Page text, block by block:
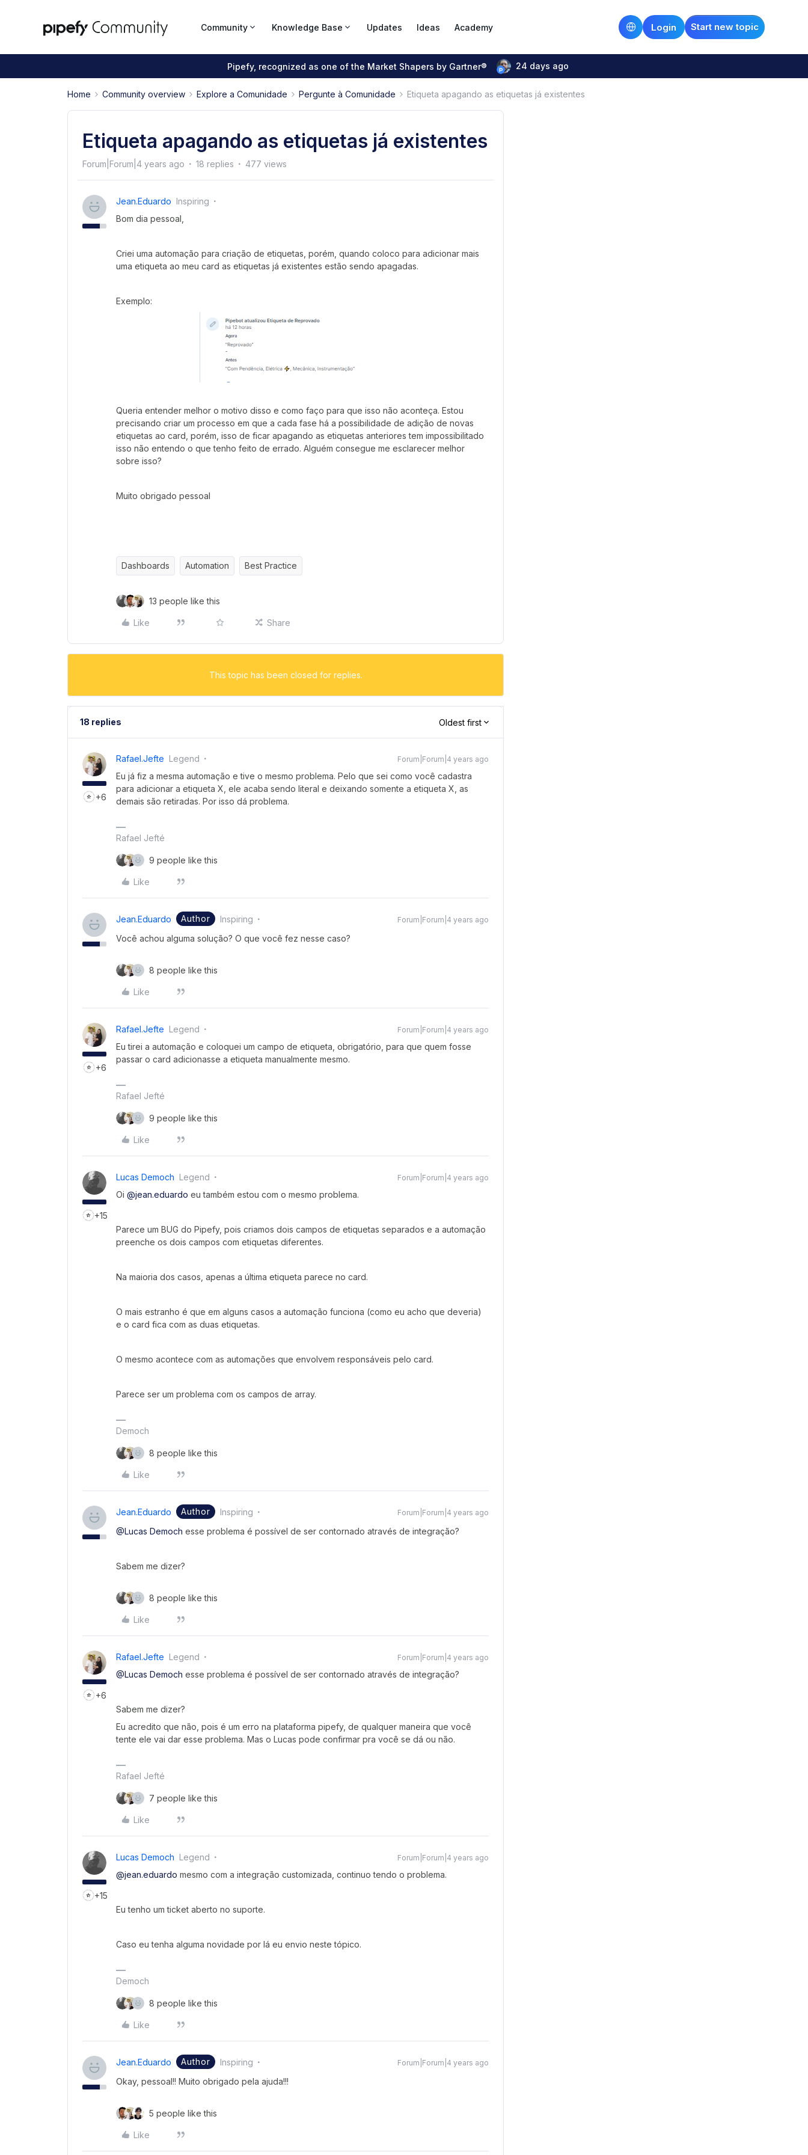
Community Knowledge Base Updates Ideas Academy Start new topic
Login
Pipefy, recognized as one of the Market Shapers by Gartner® 24 days ago
Home Community overview Explore a Comunidade Pergunte à Comunidade Etiqueta apagando as etiquetas já existentes
Etiqueta apagando as etiquetas já existentes
Forum|Forum|4 years ago 18 replies 477 views
Jean.eduardo Inspiring
Bom dia pessoal,
Criei uma automação para criação de etiquetas, porém, quando coloco para adicionar mais
uma etiqueta ao meu card as etiquetas já existentes estão sendo apagadas.
Exemplo:
Queria entender melhor o motivo disso e como faço para que isso não aconteça. Estou
precisando criar um processo em que a cada fase há a possibilidade de adição de novas
etiquetas ao card, porém, isso de ficar apagando as etiquetas anteriores tem impossibilitado
isso não entendo o que tenho feito de errado. Alguém consegue me esclarecer melhor
sobre isso?
Muito obrigado pessoal
Dashboards Automation Best Practice
13 people like this
Like Share
This topic has been closed for replies.
18 replies Oldest first
+6
Rafael.jefte Legend Forum|Forum|4 years ago
Eu já fiz a mesma automação e tive o mesmo problema. Pelo que sei como você cadastra
para adicionar a etiqueta X, ele acaba sendo literal e deixando somente a etiqueta X, as
demais são retiradas. Por isso dá problema.
Rafael Jefté
9 people like this
Like
Jean.eduardo Author Inspiring Forum|Forum|4 years ago
Você achou alguma solução? O que você fez nesse caso?
8 people like this
Like
+6
Rafael.jefte Legend Forum|Forum|4 years ago
Eu tirei a automação e coloquei um campo de etiqueta, obrigatório, para que quem fosse
passar o card adicionasse a etiqueta manualmente mesmo.
Rafael Jefté
9 people like this
Like
+15
Lucas Democh Legend Forum|Forum|4 years ago
Oi @jean.eduardo eu também estou com o mesmo problema.
Parece um BUG do Pipefy, pois criamos dois campos de etiquetas separados e a automação
preenche os dois campos com etiquetas diferentes.
Na maioria dos casos, apenas a última etiqueta parece no card.
O mais estranho é que em alguns casos a automação funciona (como eu acho que deveria)
e o card fica com as duas etiquetas.
O mesmo acontece com as automações que envolvem responsáveis pelo card.
Parece ser um problema com os campos de array.
Democh
8 people like this
Like
Jean.eduardo Author Inspiring Forum|Forum|4 years ago
@Lucas Democh esse problema é possível de ser contornado através de integração?
Sabem me dizer?
8 people like this
Like
+6
Rafael.jefte Legend Forum|Forum|4 years ago
@Lucas Democh esse problema é possível de ser contornado através de integração?
Sabem me dizer?
Eu acredito que não, pois é um erro na plataforma pipefy, de qualquer maneira que você
tente ele vai dar esse problema. Mas o Lucas pode confirmar pra você se dá ou não.
Rafael Jefté
7 people like this
Like
+15
Lucas Democh Legend Forum|Forum|4 years ago
@jean.eduardo mesmo com a integração customizada, continuo tendo o problema.
Eu tenho um ticket aberto no suporte.
Caso eu tenha alguma novidade por lá eu envio neste tópico.
Democh
8 people like this
Like
Jean.eduardo Author Inspiring Forum|Forum|4 years ago
Okay, pessoal!! Muito obrigado pela ajuda!!!
5 people like this
Like